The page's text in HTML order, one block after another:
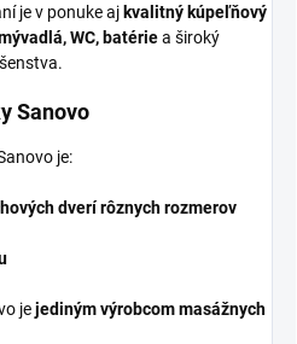
je v ponuke ajkvalitný kúpeľňový
WC, batériea široký
Sanovo
je:
dverí rôznych rozmerov
jejediným výrobcom masážnych